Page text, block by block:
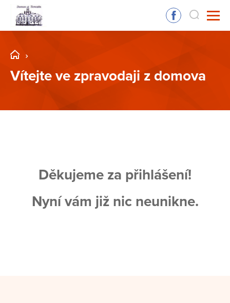
Vítejte ve zpravodaji z domova
Děkujeme za přihlášení!
Nyní vám již nic neunikne.